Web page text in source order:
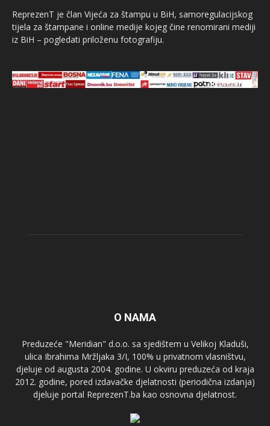
ReprezenT je član Vijeća za štampu u BiH, samoregulacijskog
tijela za štampane i online medije kojeg čine renomirani mediji
iz BiH – pogledati priloženu fotografiju.
O NAMA
Preduzeće "Meridian" d.o.o. sa sjedištem u Velikoj Kladuši,
ulica Ibrahima Mržljaka 3/I, 100% u privatnom vlasništvu,
djeluje od augusta 2004. godine. U okviru preduzeća od kraja
2012. godine, pored izdavačke djelatnosti (periodična izdanja)
djeluje portal ReprezenT.ba kao osnovna djelatnost.